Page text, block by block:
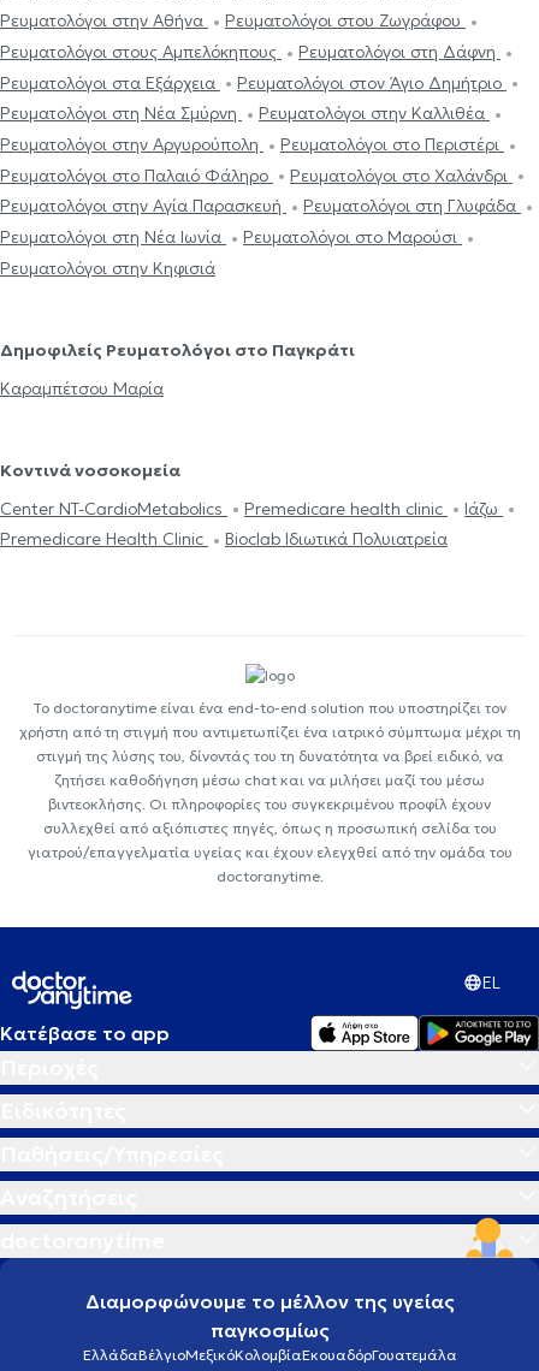
Ρευματολόγοι στην Αθήνα
Ρευματολόγοι στου Ζωγράφου
Ρευματολόγοι στους Αμπελόκηπους
Ρευματολόγοι στη Δάφνη
Ρευματολόγοι στα Εξάρχεια
Ρευματολόγοι στον Άγιο Δημήτριο
Ρευματολόγοι στη Νέα Σμύρνη
Ρευματολόγοι στην Καλλιθέα
Ρευματολόγοι στην Αργυρούπολη
Ρευματολόγοι στο Περιστέρι
Ρευματολόγοι στο Παλαιό Φάληρο
Ρευματολόγοι στο Χαλάνδρι
Ρευματολόγοι στην Αγία Παρασκευή
Ρευματολόγοι στη Γλυφάδα
Ρευματολόγοι στη Νέα Ιωνία
Ρευματολόγοι στο Μαρούσι
Ρευματολόγοι στην Κηφισιά
Δημοφιλείς Ρευματολόγοι στο Παγκράτι
Καραμπέτσου Μαρία
Κοντινά νοσοκομεία
Center NT-CardioMetabolics
Premedicare health clinic
Ιάζω
Premedicare Health Clinic
Bioclab Ιδιωτικά Πολυιατρεία
Το doctoranytime είναι ένα end-to-end solution που υποστηρίζει τον
χρήστη από τη στιγμή που αντιμετωπίζει ένα ιατρικό σύμπτωμα μέχρι τη
στιγμή της λύσης του, δίνοντάς του τη δυνατότητα να βρεί ειδικό, να
ζητήσει καθοδήγηση μέσω chat και να μιλήσει μαζί του μέσω
βιντεοκλήσης. Οι πληροφορίες του συγκεκριμένου προφίλ έχουν
συλλεχθεί από αξιόπιστες πηγές, όπως η προσωπική σελίδα του
γιατρού/επαγγελματία υγείας και έχουν ελεγχθεί από την ομάδα του
doctoranytime.
EL
Κατέβασε το app
Διαμορφώνουμε το μέλλον της υγείας
παγκοσμίως
ΕλλάδαΒέλγιοΜεξικόΚολομβίαΕκουαδόρΓουατεμάλα